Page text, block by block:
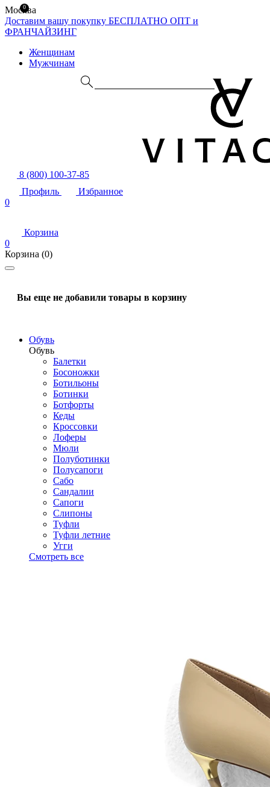
Москва
Доставим вашу покупку БЕСПЛАТНО ОПТ и
ФРАНЧАЙЗИНГ
Женщинам
Мужчинам
8 (800) 100-37-85
Профиль
Избранное
0
Корзина
0
Корзина (0)
Вы еще не добавили товары в корзину
Обувь
Обувь
Балетки
Босоножки
Ботильоны
Ботинки
Ботфорты
Кеды
Кроссовки
Лоферы
Мюли
Полуботинки
Полусапоги
Сабо
Сандалии
Сапоги
Слипоны
Туфли
Туфли летние
Угги
Смотреть все
0